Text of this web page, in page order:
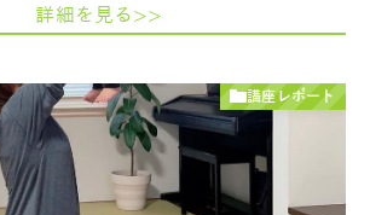
詳細を見る>>
講座レポート